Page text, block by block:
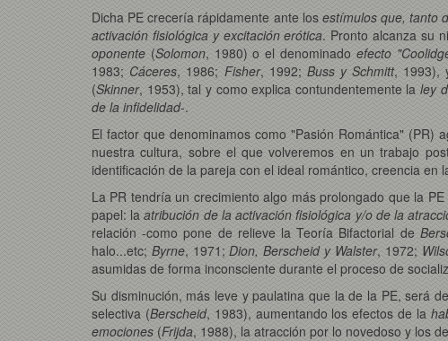
Dicha PE crecería rápidamente ante los estímulos que, tanto
activación fisiológica y excitación erótica. Pronto alcanza su
oponente (Solomon, 1980) o el denominado efecto
1983; Cáceres, 1986; Fisher, 1992; Buss y Schmitt, 1993),
(Skinner, 1953), tal y como explica contundentemente laley
de la infidelidad-.
El factor que denominamos como "Pasión Romántica"
nuestra cultura, sobre el que volveremos en un trabajo
identificación de la pareja con el ideal romántico, creencia
La PR tendría un crecimiento algo más prolongado que la
papel: laatribución de la activación fisiológica y/o de la
relación -como pone de relieve la Teoría Bifactorial de
halo...etc; Byrne, 1971; Dion, Berscheid y Walster, 1972;
asumidas de forma inconsciente durante el proceso de
Su disminución, más leve y paulatina que la de la PE, será
selectiva (Berscheid, 1983), aumentando los efectos de la
emociones (Frijda, 1988), la atracción por lo novedoso y los